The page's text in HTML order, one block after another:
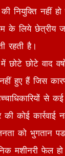
नियुक्ति नहीं
के लिये छेत्रीय
रहती है।
छोटे छोटे वाद
नहीं हुए हैं जिस
से
कोई कार्रवाई
को भुगतान
मशीनरी फेल हो